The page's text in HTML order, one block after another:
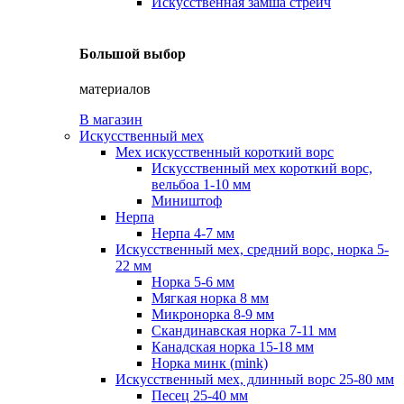
Большой выбор
материалов
В магазин
Искусственный мех
Мех искусственный короткий ворс
Искусственный мех короткий ворс,
вельбоа 1-10 мм
Миништоф
Нерпа
Нерпа 4-7 мм
Искусственный мех, средний ворс, норка 5-
22 мм
Норка 5-6 мм
Мягкая норка 8 мм
Микронорка 8-9 мм
Скандинавская норка 7-11 мм
Канадская норка 15-18 мм
Норка минк (mink)
Искусственный мех, длинный ворс 25-80 мм
Песец 25-40 мм